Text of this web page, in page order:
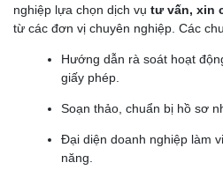
nghiệp lựa chọn dịch vụ tư vấn, xin
từ các đơn vị chuyên nghiệp. Các
Hướng dẫn rà soát hoạt
giấy phép.
Soạn thảo, chuẩn bị hồ sơ
Đại diện doanh nghiệp làm
năng.